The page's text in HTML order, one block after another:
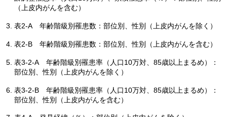
（上皮内がんを含む）
表2-A 年齢階級別罹患数：部位別、性別（上皮内がんを除く）
表2-B 年齢階級別罹患数：部位別、性別（上皮内がんを含む）
表3-2-A
年齢階級別罹患率（人口10万対、85歳以上まるめ）：
部位別、性別（上皮内がんを除く）
表3-2-B
年齢階級別罹患率（人口10万対、85歳以上まるめ）：
部位別、性別（上皮内がんを含む）